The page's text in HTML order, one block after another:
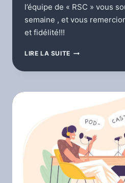
l’équipe de « RSC » vous
semaine , et vous
et fidélité!!!
LIRE LA SUITE ALMASTORIA